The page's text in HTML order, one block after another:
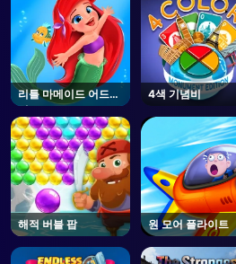
리틀 마메이드 어드벤
처
4색 기념비
해적 버블 팝 원 모어 플라이트